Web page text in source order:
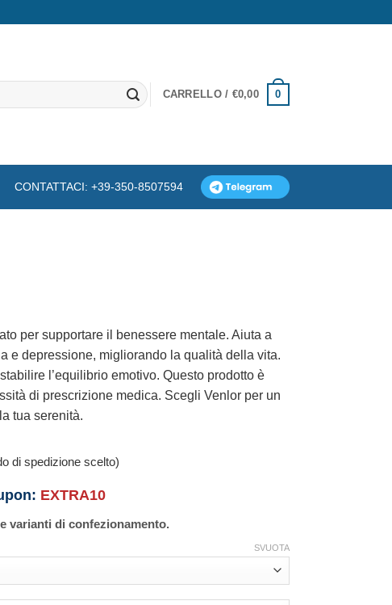
CARRELLO / €0,00 0
CONTATTACI: +39-350-8507594
per supportare il benessere mentale. Aiuta a
e depressione, migliorando la qualità della vita.
l’equilibrio emotivo. Questo prodotto è
di prescrizione medica. Scegli Venlor per un
tua serenità.
di spedizione scelto)
EXTRA10
varianti di confezionamento.
SVUOTA